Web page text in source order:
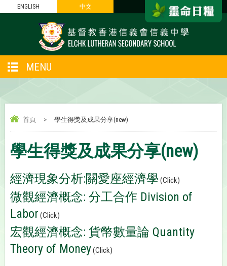
ENGLISH 中文
MENU
首頁 > 學生得獎及成果分享(new)
學生得獎及成果分享(new)
經濟現象分析:關愛座經濟學 (Click)
微觀經濟概念: 分工合作 Division of
Labor (Click)
宏觀經濟概念: 貨幣數量論 Quantity
Theory of Money(Click)